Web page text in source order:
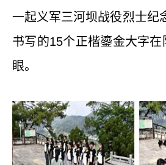
一起义军三河坝战役烈士
书写的15个正楷鎏金大字
眼。